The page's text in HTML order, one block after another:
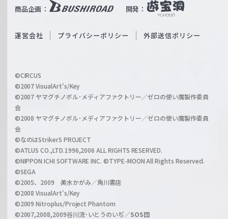
ß
c
a
r
z
商品企画： 開発：
b
O
i
l
h
a
n
l
運営会社 プライバシーポリシー 外部送信ポリシー
©CIRCUS
©2007 VisualArt's/Key
©2007 ヤマグチノボル･メディアファクトリー／ゼロの使い魔製作委員
会
©2008 ヤマグチノボル･メディアファクトリー／ゼロの使い魔製作委員
会
©なのはStrikerS PROJECT
©ATLUS CO.,LTD.1996,2006 ALL RIGHTS RESERVED.
©NIPPON ICHI SOFTWARE INC. ©TYPE-MOON All Rights Reserved.
©SEGA
©2005、2009 美水かがみ／角川書店
©2008 VisualArt's/Key
©2009 Nitroplus/Project Phantom
©2007,2008,2009谷川流･いとうのいぢ／SOS団